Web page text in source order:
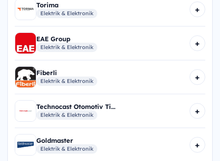
Torima
Elektrik & Elektronik +
EAE Group
Elektrik & Elektronik +
Fiberli
Elektrik & Elektronik +
Technocast Otomotiv Ti...
Elektrik & Elektronik +
Goldmaster
Elektrik & Elektronik +